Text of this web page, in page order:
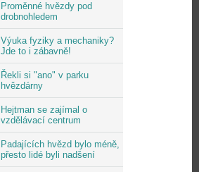
Proměnné hvězdy pod
drobnohledem
Výuka fyziky a mechaniky?
Jde to i zábavně!
Řekli si "ano" v parku
hvězdárny
Hejtman se zajímal o
vzdělávací centrum
Padajících hvězd bylo méně,
přesto lidé byli nadšení